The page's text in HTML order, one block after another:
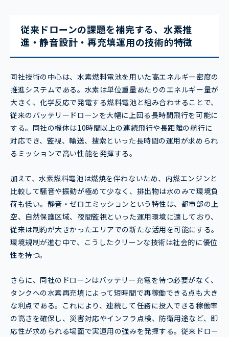
従来ドローンの課題を補完する、水素推
進・静音設計・再充填運用の技術的特徴
同社技術の中心は、水素燃料電池を用いた高エネルギー密度の
推進システムである。水素は単位重量あたりのエネルギー量が
大きく、化学反応で発電する燃料電池と組み合わせることで、
従来のバッテリードローンを大幅に上回る長時間飛行を可能に
する。同社の機体は10時間以上の連続飛行や長距離の航行に
対応でき、監視、輸送、捜索といった長時間の運用が求められ
るミッションで高い性能を発揮する。
加えて、水素燃料電池は燃焼を伴わないため、内燃エンジンと
比較して騒音や振動が極めて少なく、排出物は水のみで環境負
荷も低い。静音・ゼロエミッションという特性は、都市部の上
空、自然保護区域、夜間監視といった運用環境に適しており、
従来は制約が大きかったエリアでの新たな活用を可能にする。
環境規制が進む中で、こうしたクリーンな技術は社会的に優位
性を持つ。
さらに、同社のドローンはバッテリー充電を待つ必要がなく、
タンクへの水素再充填によって短時間で再稼働できる点も大き
な利点である。これにより、連続して任務に投入できる稼働率
の高さを確保し、災害対応やインフラ点検、防衛用途など、即
応性が求められる場面で実運用の強みを発揮する。従来ドロー